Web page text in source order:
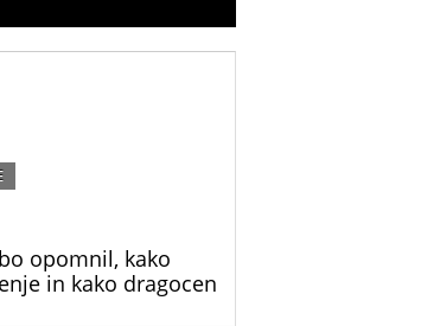
opomnil, kako
in kako dragocen